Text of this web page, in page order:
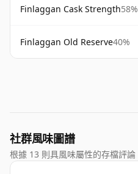
Finlaggan Cask Strength58%
Finlaggan Old Reserve40%
社群風味圖譜
根據 13 則具風味屬性的存檔評論